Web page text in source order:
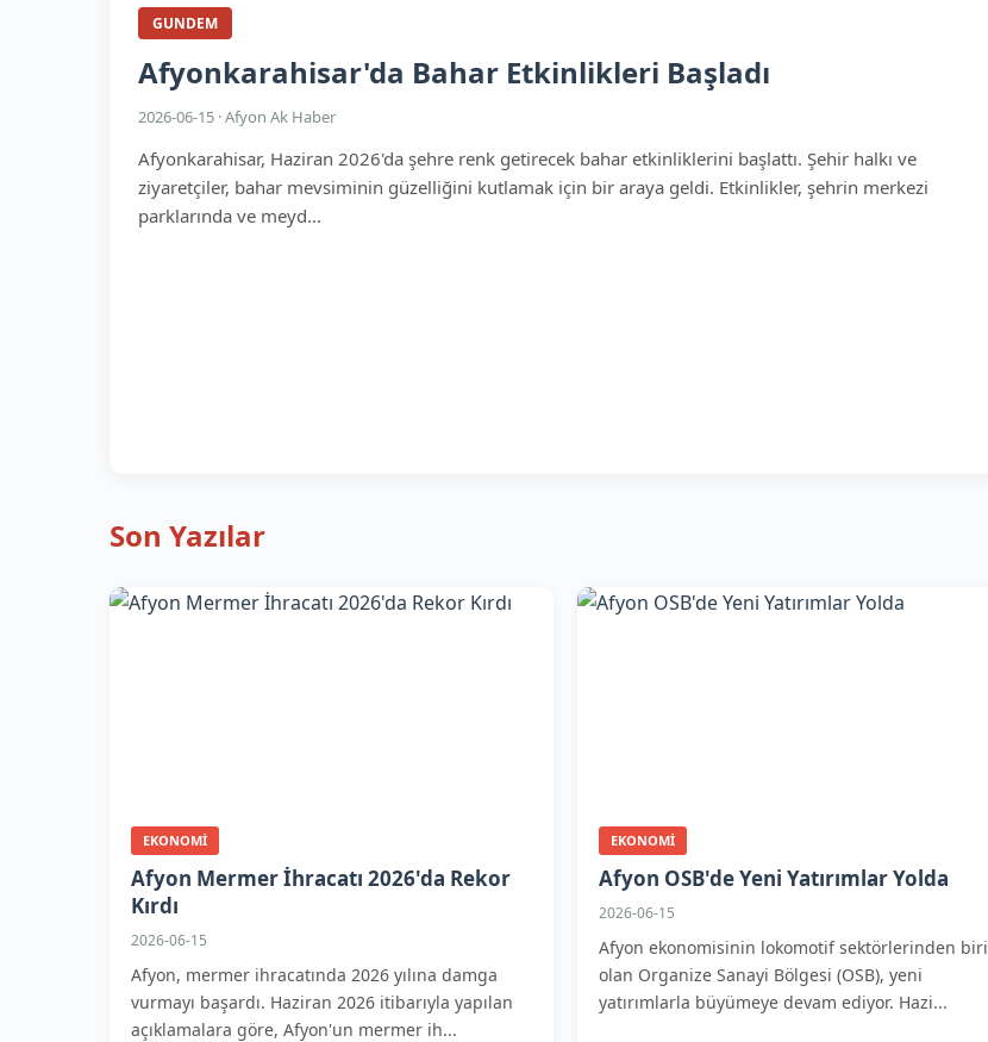
GUNDEM
Afyonkarahisar'da Bahar Etkinlikleri Başladı
2026-06-15 · Afyon Ak Haber
Afyonkarahisar, Haziran 2026'da şehre renk getirecek bahar etkinliklerini başlattı. Şehir halkı ve
ziyaretçiler, bahar mevsiminin güzelliğini kutlamak için bir araya geldi. Etkinlikler, şehrin merkezi
parklarında ve meyd...
Son Yazılar
EKONOMI
Afyon Mermer İhracatı 2026'da Rekor
Kırdı
2026-06-15
Afyon, mermer ihracatında 2026 yılına damga
vurmayı başardı. Haziran 2026 itibarıyla yapılan
açıklamalara göre, Afyon'un mermer ih...
EKONOMI
Afyon OSB'de Yeni Yatırımlar Yolda
2026-06-15
Afyon ekonomisinin lokomotif sektörlerinden biri
olan Organize Sanayi Bölgesi (OSB), yeni
yatırımlarla büyümeye devam ediyor. Hazi...